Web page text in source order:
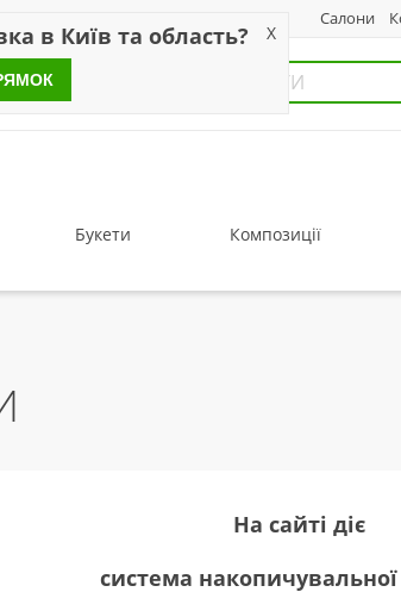
Салони
1999
Букети Композиції
На сайті діє
система
в Київ та область? X